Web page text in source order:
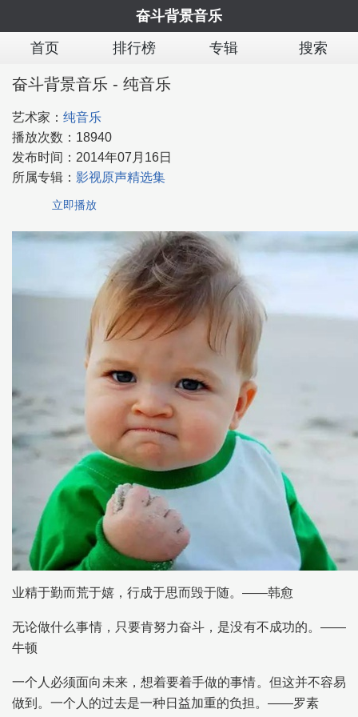
奋斗背景音乐
首页
排行榜 专辑 搜索
奋斗背景音乐 - 纯音乐
艺术家： 纯音乐
播放次数： 18940
发布时间： 2014年07月16日
所属专辑： 影视原声精选集
立即播放
业精于勤而荒于嬉，行成于思而毁于随。——韩愈
无论做什么事情，只要肯努力奋斗，是没有不成功的。——
牛顿
一个人必须面向未来，想着要着手做的事情。但这并不容易
做到。一个人的过去是一种日益加重的负担。——罗素